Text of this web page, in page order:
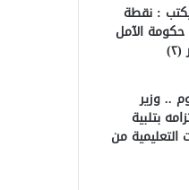
: نقطة
الآمل
.. وزير
بتلبية
من